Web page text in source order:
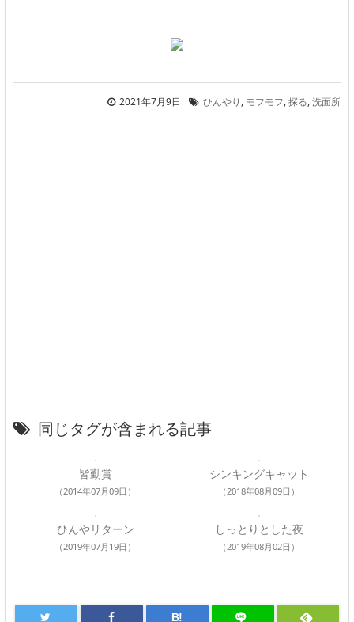
2021年7月9日 ひんやり , モフモフ,探る,洗面所
同じタグが含まれる記事
皆勤賞
（2014年07月09日）
シンキングキャット
（2018年08月09日）
ひんやリターン
（2019年07月19日）
しっとりとした夜
（2019年08月02日）
B!